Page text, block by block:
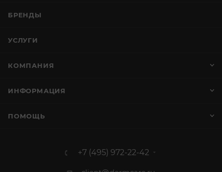
БРЕНДЫ
УСЛУГИ
КОМПАНИЯ
ИНФОРМАЦИЯ
ПОМОЩЬ
+7 (495) 972-22-42